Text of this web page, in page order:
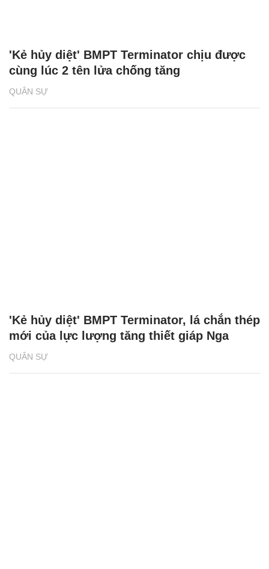
QUÂN SỰ
'Kẻ hủy diệt' BMPT Terminator chịu được
cùng lúc 2 tên lửa chống tăng
QUÂN SỰ
'Kẻ hủy diệt' BMPT Terminator, lá chắn thép
mới của lực lượng tăng thiết giáp Nga